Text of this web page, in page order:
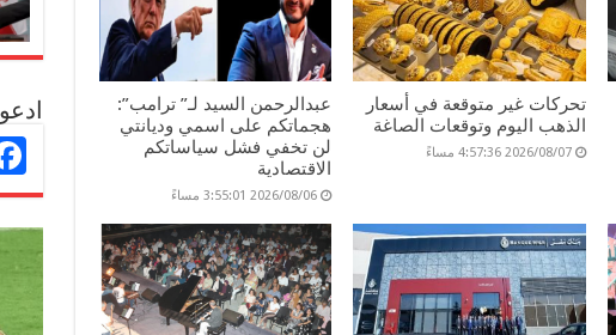
تحركات غير متوقعة في أسعار
الذهب اليوم وتوقعات الصاغة
2026/08/07 4:57:36 مساءً
عبدالرحمن السيد لـ” ترامب”:
هجماتكم على اسمي وديانتي
لن تخفي فشل سياساتكم
الاقتصادية
2026/08/06 3:55:01 مساءً